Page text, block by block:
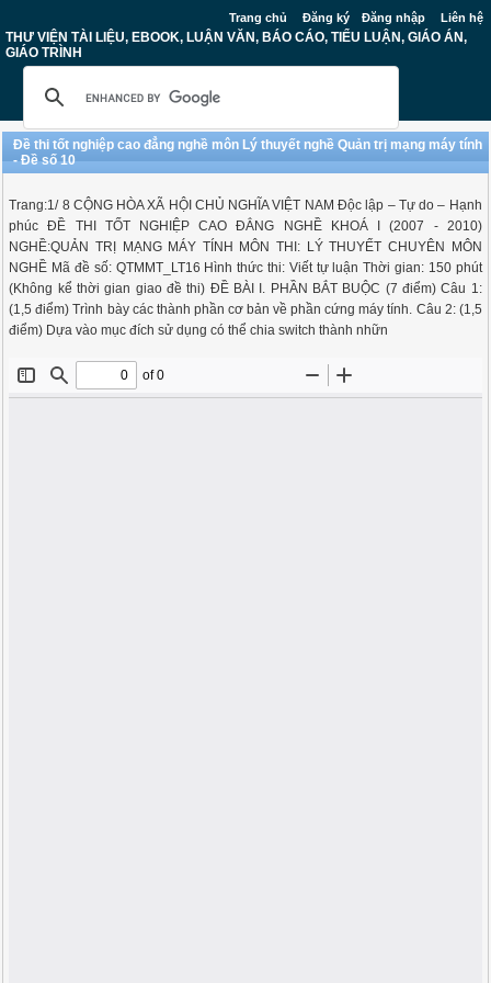
Trang chủ Đăng ký Đăng nhập Liên hệ
THƯ VIỆN TÀI LIỆU, EBOOK, LUẬN VĂN, BÁO CÁO, TIỂU LUẬN, GIÁO ÁN,
GIÁO TRÌNH
Đề thi tốt nghiệp cao đẳng nghề môn Lý thuyết nghề Quản trị mạng máy tính
- Đề số 10
Trang:1/ 8 CỘNG HÒA XÃ HỘI CHỦ NGHĨA VIỆT NAM Độc lập – Tự do – Hạnh
phúc ĐỀ THI TỐT NGHIỆP CAO ĐẲNG NGHỀ KHOÁ I (2007 - 2010)
NGHỀ:QUẢN TRỊ MẠNG MÁY TÍNH MÔN THI: LÝ THUYẾT CHUYÊN MÔN
NGHỀ Mã đề số: QTMMT_LT16 Hình thức thi: Viết tự luận Thời gian: 150 phút
(Không kể thời gian giao đề thi) ĐỀ BÀI I. PHẦN BẮT BUỘC (7 điểm) Câu 1:
(1,5 điểm) Trình bày các thành phần cơ bản về phần cứng máy tính. Câu 2: (1,5
điểm) Dựa vào mục đích sử dụng có thể chia switch thành nhữn